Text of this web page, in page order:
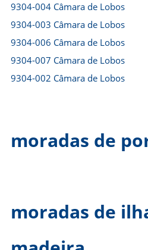
9304-004 Câmara de Lobos
9304-003 Câmara de Lobos
9304-006 Câmara de Lobos
9304-007 Câmara de Lobos
9304-002 Câmara de Lobos
moradas de
moradas de